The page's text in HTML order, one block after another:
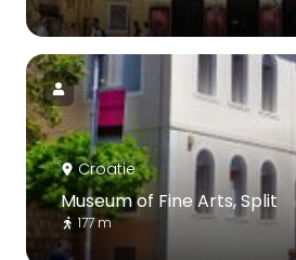
Croatie
Museum of Fine Arts, Split
177 m